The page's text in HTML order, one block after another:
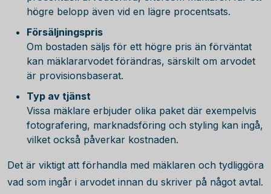
högre belopp även vid en lägre procentsats.
Försäljningspris
Om bostaden säljs för ett högre pris än förväntat
kan mäklararvodet förändras, särskilt om arvodet
är provisionsbaserat.
Typ av tjänst
Vissa mäklare erbjuder olika paket där exempelvis
fotografering, marknadsföring och styling kan ingå,
vilket också påverkar kostnaden.
Det är viktigt att förhandla med mäklaren och tydliggöra
vad som ingår i arvodet innan du skriver på något avtal.